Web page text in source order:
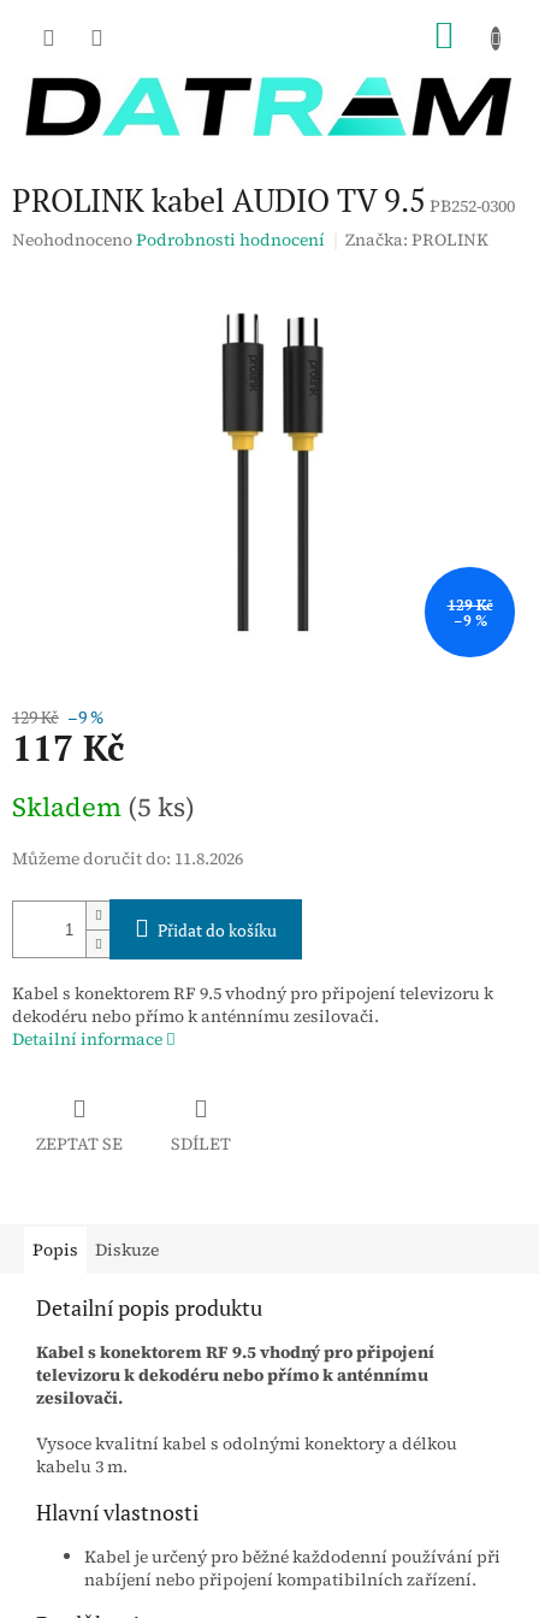
PROLINK kabel AUDIO TV 9.5 PB252-0300
Průměrné
NeohodnocenoPodrobnosti hodnocení Značka:PROLINK
129 Kč
–9 %
129 Kč –9 %
117 Kč
cena:
Skladem (5 ks)
Můžeme doručit do: 11.8.2026
Přidat do košíku
Kabel s konektorem RF 9.5 vhodný pro připojení televizoru k
dekodéru nebo přímo k anténnímu zesilovači.
Detailní informace
ZEPTAT SE SDÍLET
Popis Diskuze
Detailní popis produktu
Kabel s konektorem RF 9.5 vhodný pro připojení
televizoru k dekodéru nebo přímo k anténnímu
zesilovači.
Vysoce kvalitní kabel s odolnými konektory a délkou
kabelu 3 m.
Hlavní vlastnosti
Kabel je určený pro běžné každodenní používání při
nabíjení nebo připojení kompatibilních zařízení.